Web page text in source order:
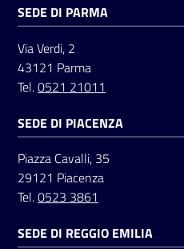
SEDE DI PARMA
Via Verdi, 2
43121 Parma
Tel.0521 21011
SEDE DI PIACENZA
Piazza Cavalli, 35
29121 Piacenza
Tel.0523 3861
SEDE DI REGGIO EMILIA